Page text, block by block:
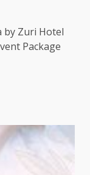
by Zuri Hotel
Package